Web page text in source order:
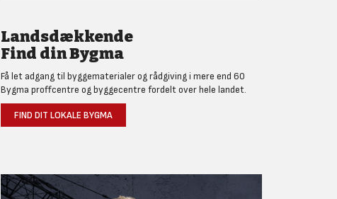
Landsdækkende
Find din Bygma
Få let adgang til byggematerialer og rådgiving i mere end 60
Bygma proffcentre og byggecentre fordelt over hele landet.
FIND DIT LOKALE BYGMA